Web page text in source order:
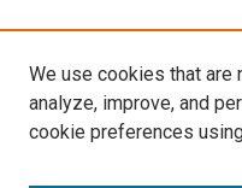
We use cookies that are
analyze, improve, and
cookie preferences